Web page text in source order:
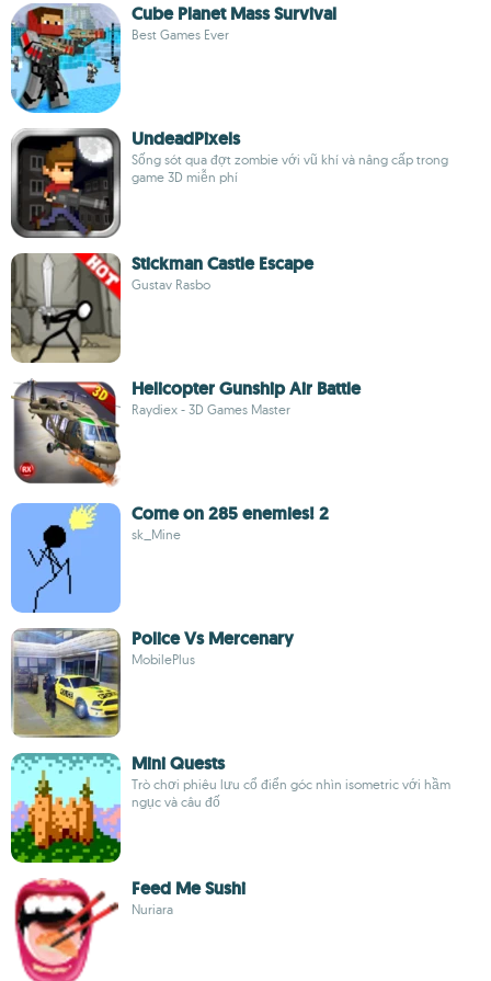
Cube Planet Mass Survival
Best Games Ever
UndeadPixels
Sống sót qua đợt zombie với vũ khí và nâng cấp trong
game 3D miễn phí
Stickman Castle Escape
Gustav Rasbo
Helicopter Gunship Air Battle
Raydiex - 3D Games Master
Come on 285 enemies! 2
sk_Mine
Police Vs Mercenary
MobilePlus
Mini Quests
Trò chơi phiêu lưu cổ điển góc nhìn isometric với hầm
ngục và câu đố
Feed Me Sushi
Nuriara